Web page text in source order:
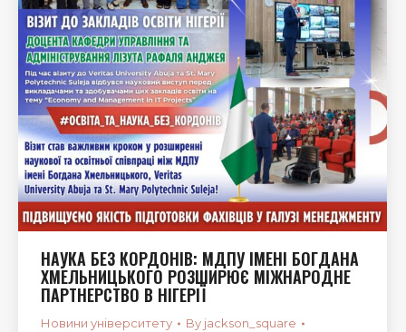
НАУКА БЕЗ КОРДОНІВ: МДПУ ІМЕНІ БОГДАНА
ХМЕЛЬНИЦЬКОГО РОЗШИРЮЄ МІЖНАРОДНЕ
ПАРТНЕРСТВО В НІГЕРІЇ
Новини університету By jackson_square